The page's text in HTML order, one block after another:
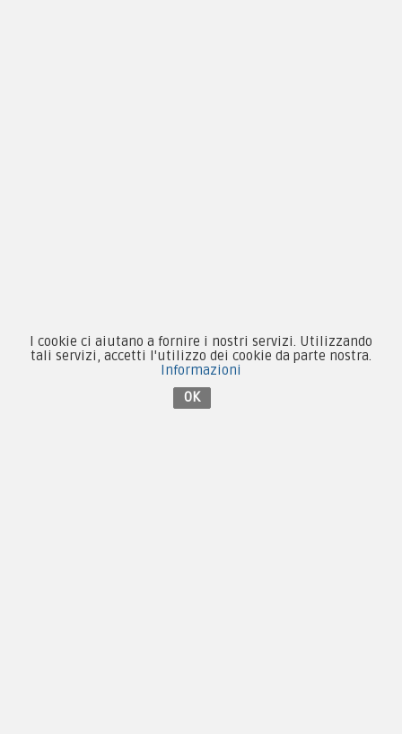
Collezionismo e Vintage
I cookie ci aiutano a fornire i nostri servizi. Utilizzando
tali servizi, accetti l'utilizzo dei cookie da parte nostra.
Informazioni
OK